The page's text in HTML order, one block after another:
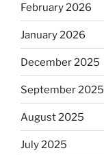
February 2026
January 2026
December 2025
September 2025
August 2025
July 2025